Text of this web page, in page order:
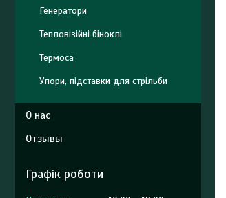
Генератори
Тепловізійні біноклі
Термоса
Упори, підставки для стрільби
О нас
Отзывы
Графік роботи